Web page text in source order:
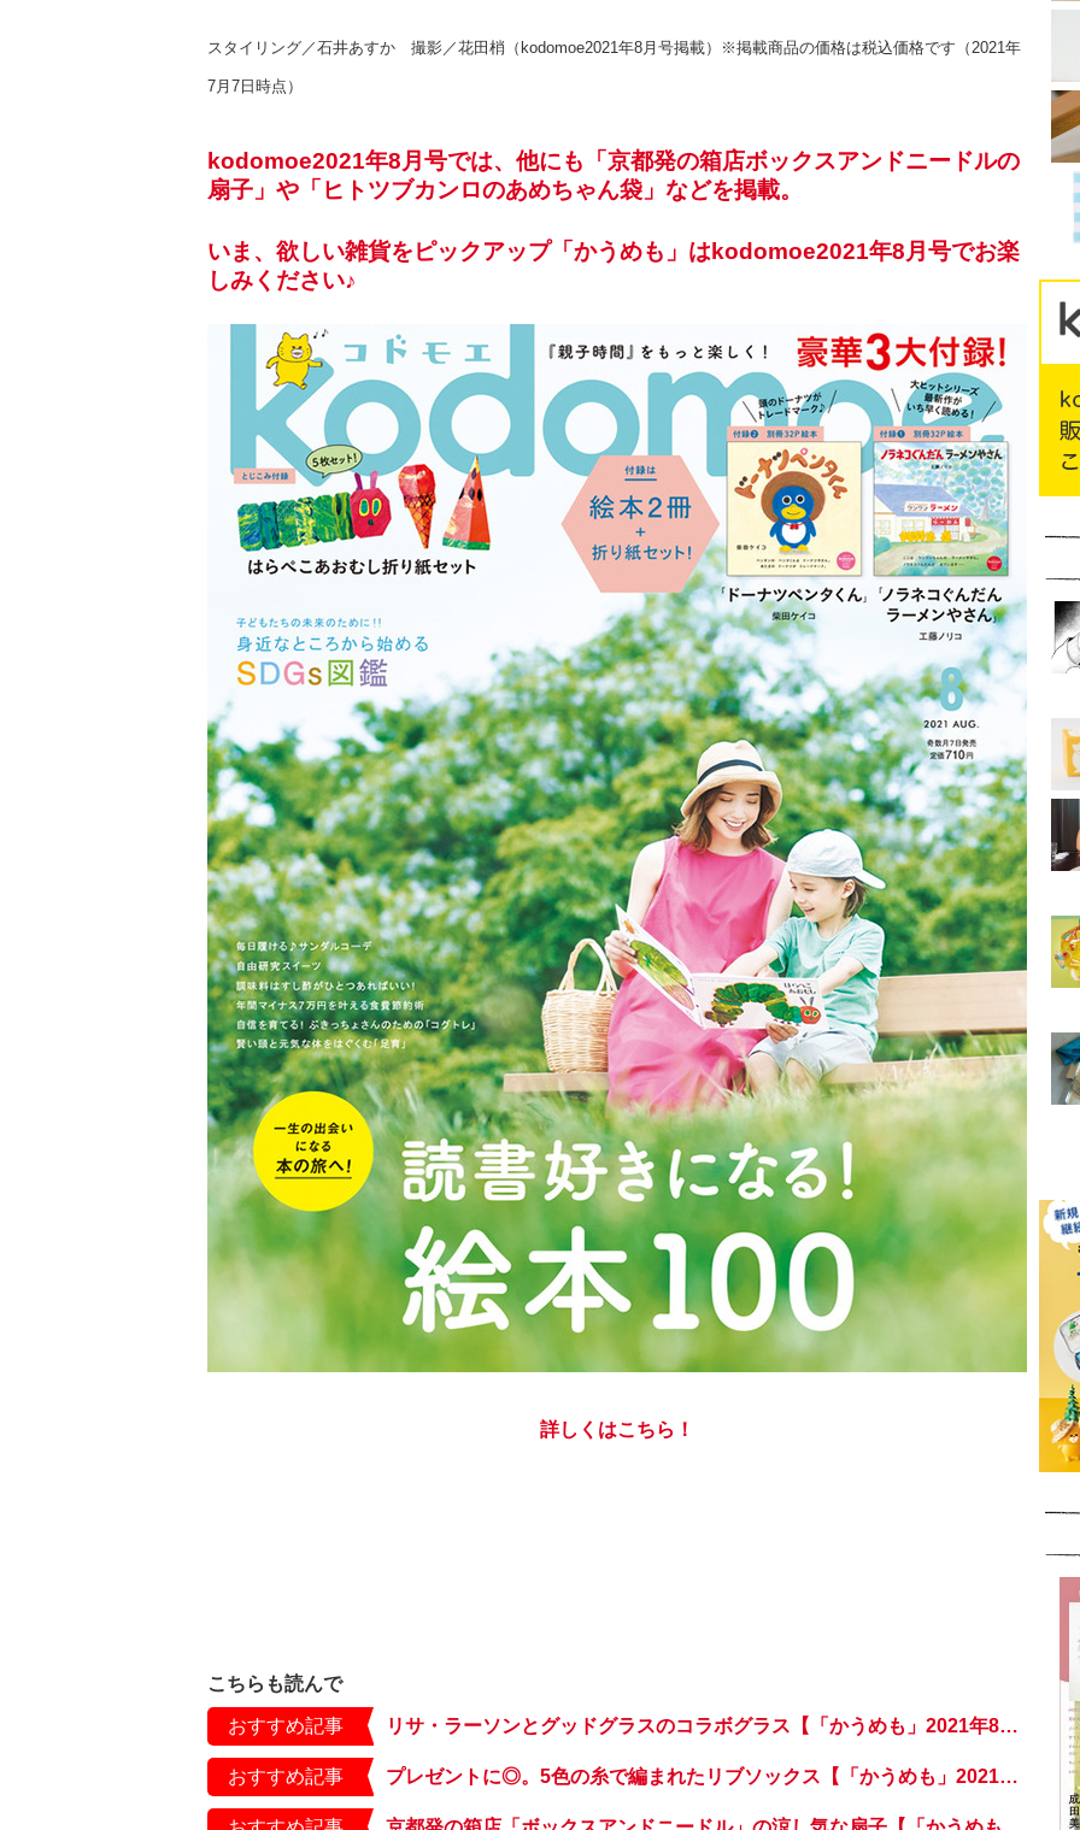
スタイリング／石井あすか 撮影／花田梢（kodomoe2021年8月号掲載）※掲載商品の価格は税込価格です（2021年
7月7日時点）
kodomoe2021年8月号では、他にも「京都発の箱店ボックスアンドニードルの
扇子」や「ヒトツブカンロのあめちゃん袋」などを掲載。
いま、欲しい雑貨をピックアップ「かうめも」はkodomoe2021年8月号でお楽
しみください♪
詳しくはこちら！
こちらも読んで
おすすめ記事 リサ・ラーソンとグッドグラスのコラボグラス【「かうめも」2021年8月号】
おすすめ記事 プレゼントに◎。5色の糸で編まれたリブソックス【「かうめも」2021年8月号】